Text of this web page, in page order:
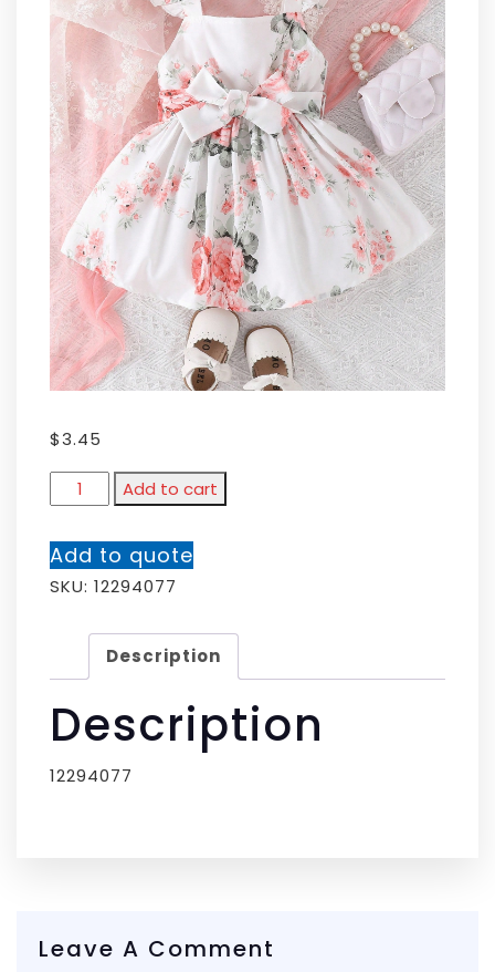
$3.45
Add to cart
Add to quote
SKU: 12294077
Description
Description
12294077
Leave A Comment